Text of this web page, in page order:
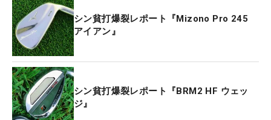
シン貧打爆裂レポート『Mizono Pro 245
アイアン』
シン貧打爆裂レポート『BRM2 HF ウェッ
ジ』